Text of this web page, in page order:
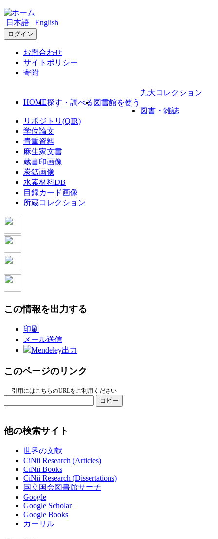
日本語 English
ログイン
お問合わせ
サイトポリシー
寄附
HOME探す・調べる 図書館を使う
九大コレクション
図書・雑誌
リポジトリ(QIR)
学位論文
貴重資料
麻生家文書
蔵書印画像
炭鉱画像
水素材料DB
目録カード画像
所蔵コレクション
この情報を出力する
印刷
メール送信
Mendeley出力
このページのリンク
引用にはこちらのURLをご利用ください
コピー
他の検索サイト
世界の文献
CiNii Research (Articles)
CiNii Books
CiNii Research (Dissertations)
国立国会図書館サーチ
Google
Google Scholar
Google Books
カーリル